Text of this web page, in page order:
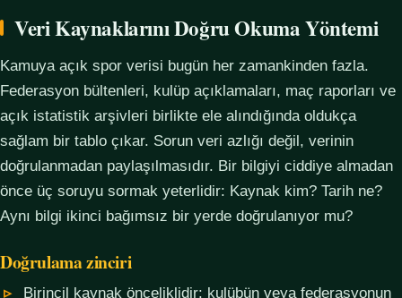
Veri Kaynaklarını Doğru Okuma Yöntemi
Kamuya açık spor verisi bugün her zamankinden fazla.
Federasyon bültenleri, kulüp açıklamaları, maç raporları ve
açık istatistik arşivleri birlikte ele alındığında oldukça
sağlam bir tablo çıkar. Sorun veri azlığı değil, verinin
doğrulanmadan paylaşılmasıdır. Bir bilgiyi ciddiye almadan
önce üç soruyu sormak yeterlidir: Kaynak kim? Tarih ne?
Aynı bilgi ikinci bağımsız bir yerde doğrulanıyor mu?
Doğrulama zinciri
Birincil kaynak önceliklidir: kulübün veya federasyonun